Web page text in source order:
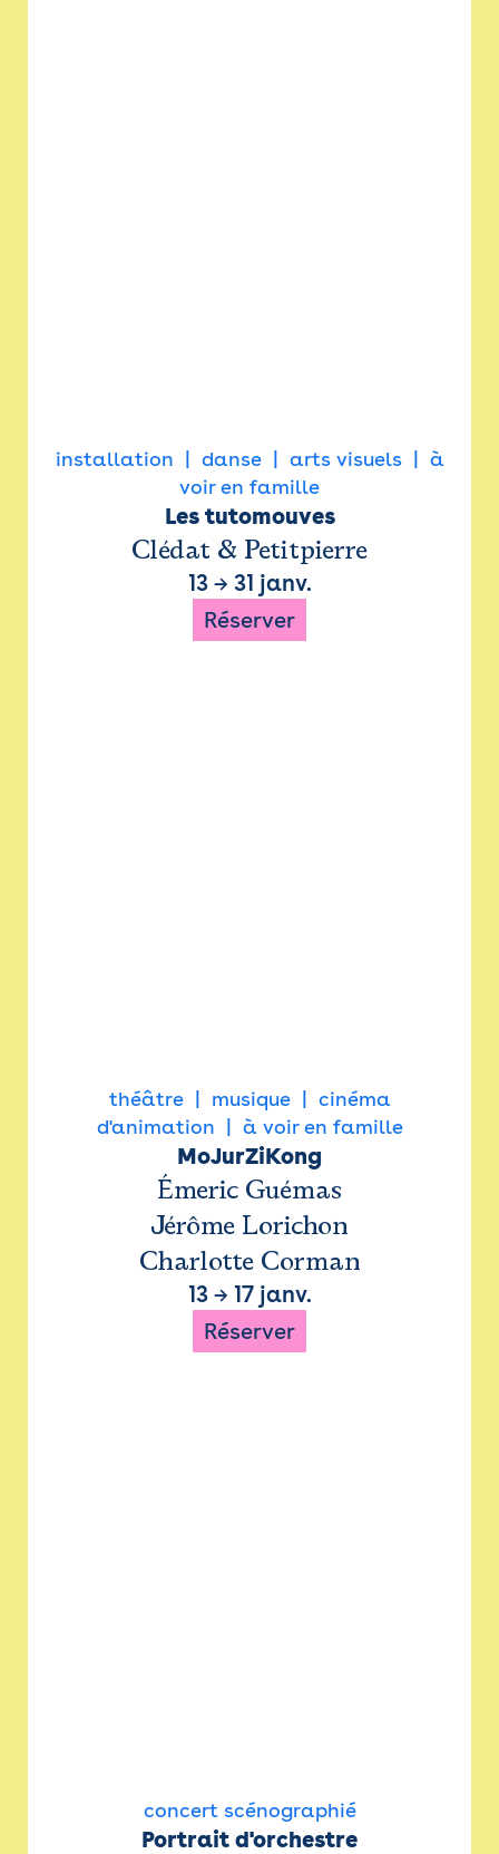
installation danse arts visuels
à
voir en famille
Les tutomouves
Clédat & Petitpierre
13→ 31 janv.
Réserver
théâtre musique
cinéma
d'animation
à voir en famille
MoJurZiKong
Émeric Guémas
Jérôme Lorichon
Charlotte Corman
13→ 17 janv.
Réserver
concert scénographié
Portrait d'orchestre